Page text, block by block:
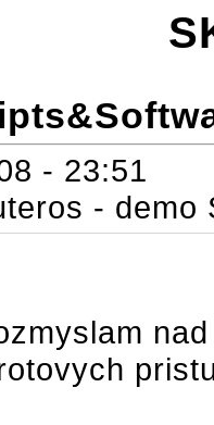
- 23:51
- demo